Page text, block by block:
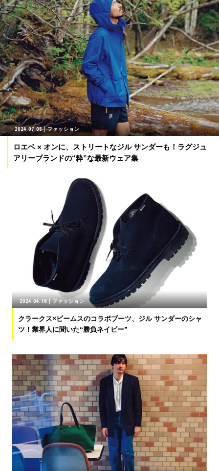
2024.07.05 ファッション
ロエベ × オンに、ストリートなジル サンダーも！ラグジュ
アリーブランドの“粋”な最新ウェア集
2024.04.18 ファッション
クラークス×ビームスのコラボブーツ、ジル サンダーのシャ
ツ！業界人に聞いた“勝負ネイビー”